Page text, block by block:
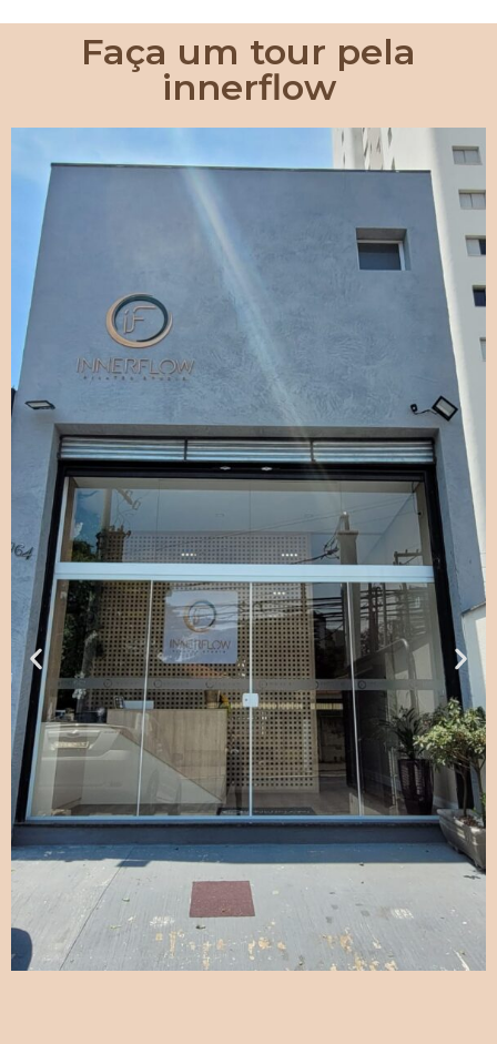
Faça um tour pela
innerflow